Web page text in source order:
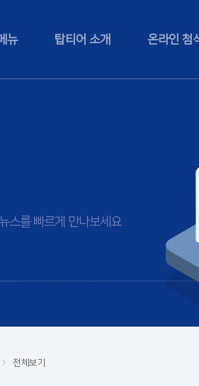
뉴 탑티어 소개 온라인 첨
스를 빠르게 만나보세요
전체보기